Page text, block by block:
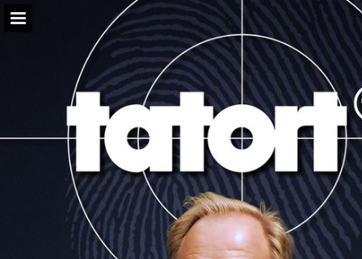
Seitenübersicht
PDF herunterladen
Suchen
Publikation melden